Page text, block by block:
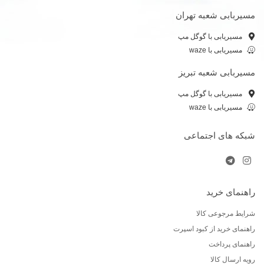
مسیربابی شعبه تهران
مسیریابی با گوگل مپ
مسیریابی با waze
مسیربابی شعبه تبریز
مسیریابی با گوگل مپ
مسیریابی با waze
شبکه های اجتماعی
راهنمای خرید
شرایط مرجوعی کالا
راهنمای خرید از کبود اسپرت
راهنمای پرداخت
رویه ارسال کالا